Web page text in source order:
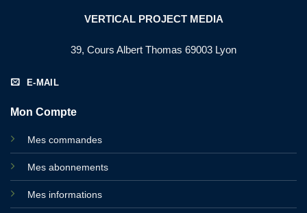
VERTICAL PROJECT MEDIA
39, Cours Albert Thomas 69003 Lyon
E-MAIL
Mon Compte
Mes commandes
Mes abonnements
Mes informations